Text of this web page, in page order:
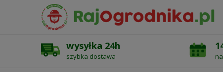
wysyłka 24h
szybka dostawa